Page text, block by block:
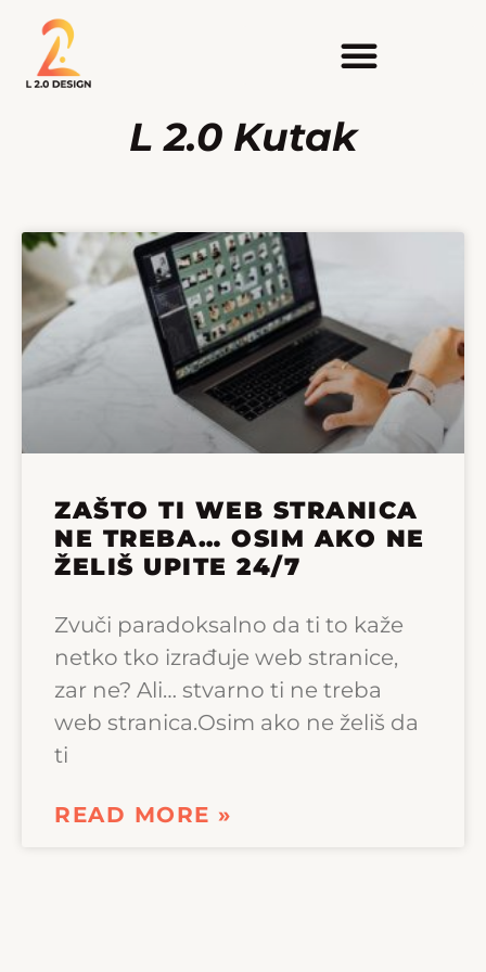
L 2.0 Kutak
ZAŠTO TI WEB STRANICA
NE TREBA… OSIM AKO NE
ŽELIŠ UPITE 24/7
Zvuči paradoksalno da ti to kaže
netko tko izrađuje web stranice,
zar ne? Ali… stvarno ti ne treba
web stranica.Osim ako ne želiš da
ti
READ MORE »